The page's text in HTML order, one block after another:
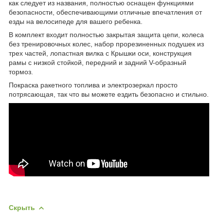
как следует из названия, полностью оснащен функциями
безопасности, обеспечивающими отличные впечатления от
езды на велосипеде для вашего ребенка.
В комплект входит полностью закрытая защита цепи, колеса
без тренировочных колес, набор прорезиненных подушек из
трех частей, лопастная вилка с Крышки оси, конструкция
рамы с низкой стойкой, передний и задний V-образный
тормоз.
Покраска ракетного топлива и электрозеркал просто
потрясающая, так что вы можете ездить безопасно и стильно.
Скрыть